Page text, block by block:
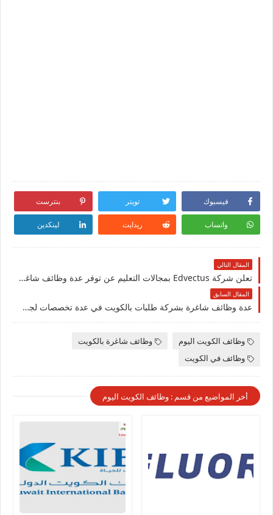
فيسبوك تويتر بنترست
واتساب ريدايت لينكدين
المقال التالي
تعلن شركة Edvectus بمجالات التعليم عن توفر عدة وظائف شاغرة جديدة لجميع الجنسيات بالكويت
المقال السابق
عدة وظائف شاغرة بشركة طلبات بالكويت في عدة تخصصات لجميع الجنسيات
وظائف الكويت اليوم
وظائف شاغرة بالكويت
وظائف في الكويت
أخر المواضيع من قسم : وظائف الكويت اليوم